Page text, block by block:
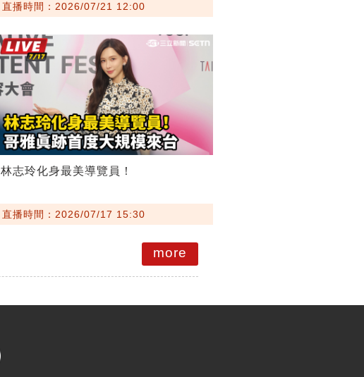
直播時間：2026/07/21 12:00
林志玲化身最美導覽員！
直播時間：2026/07/17 15:30
more